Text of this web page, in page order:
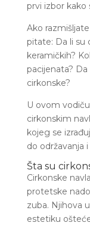
prvi izbor
Ako
pitate: Da li su
keramičkih?
pacijenata?
cirkonske?
U ovom
cirkonskim
kojeg se
do održavanja
Šta su
Cirkonske
protetske
zuba. Njihova
estetiku